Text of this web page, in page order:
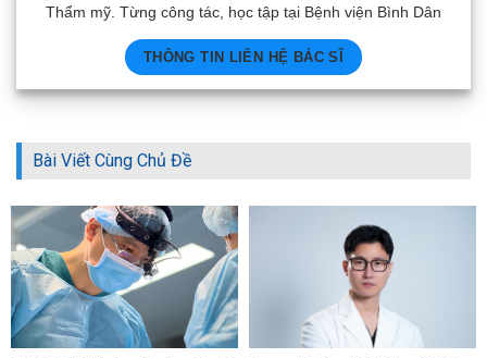
Thẩm mỹ. Từng công tác, học tập tại Bệnh viện Bình Dân
THÔNG TIN LIÊN HỆ BÁC SĨ
Bài Viết Cùng Chủ Đề